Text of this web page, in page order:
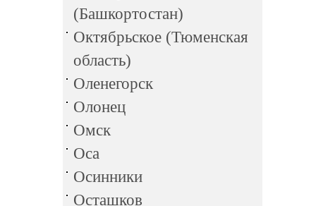
(Башкортостан)
Октябрьское (Тюменская
область)
Оленегорск
Олонец
Омск
Оса
Осинники
Осташков